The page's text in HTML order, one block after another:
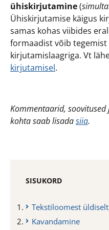
ühiskirjutamine(
Ühiskirjutamise käigus
samas kohas viibides
formaadist võib
kirjutamislaagriga. Vt
kirjutamisel.
Kommentaarid,
kohta saab lisadasiia.
SISUKORD
Tekstiloomest üldiselt
Kavandamine